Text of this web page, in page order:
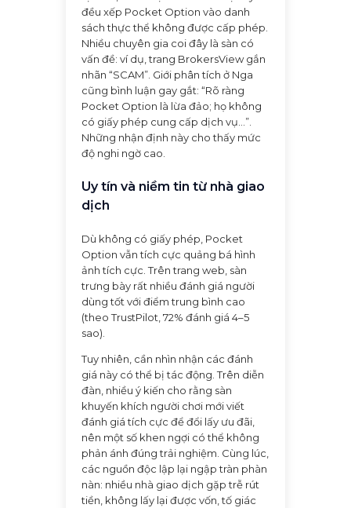
đều xếp Pocket Option vào danh
sách thực thể không được cấp phép.
Nhiều chuyên gia coi đây là sàn có
vấn đề: ví dụ, trang BrokersView gắn
nhãn “SCAM”. Giới phân tích ở Nga
cũng bình luận gay gắt: “Rõ ràng
Pocket Option là lừa đảo; họ không
có giấy phép cung cấp dịch vụ…”.
Những nhận định này cho thấy mức
độ nghi ngờ cao.
Uy tín và niềm tin từ nhà giao
dịch
Dù không có giấy phép, Pocket
Option vẫn tích cực quảng bá hình
ảnh tích cực. Trên trang web, sàn
trưng bày rất nhiều đánh giá người
dùng tốt với điểm trung bình cao
(theo TrustPilot, 72% đánh giá 4–5
sao).
Tuy nhiên, cần nhìn nhận các đánh
giá này có thể bị tác động. Trên diễn
đàn, nhiều ý kiến cho rằng sàn
khuyến khích người chơi mới viết
đánh giá tích cực để đổi lấy ưu đãi,
nên một số khen ngợi có thể không
phản ánh đúng trải nghiệm. Cùng lúc,
các nguồn độc lập lại ngập tràn phàn
nàn: nhiều nhà giao dịch gặp trễ rút
tiền, không lấy lại được vốn, tố giác